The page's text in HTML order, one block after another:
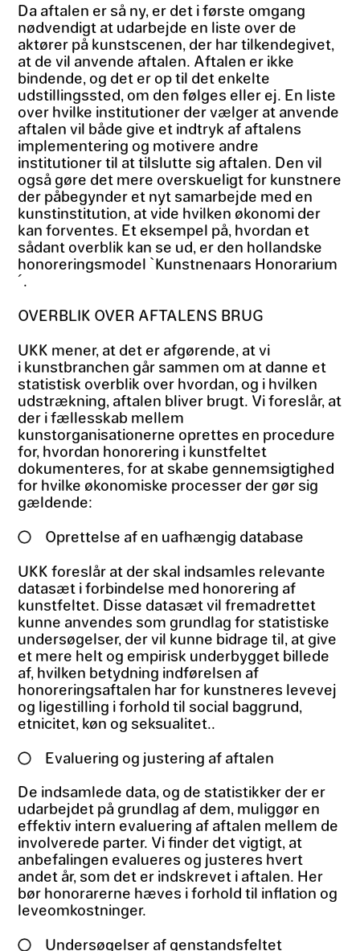
Da aftalen er så ny, er det i første omgang
nødvendigt at udarbejde en liste over de
aktører på kunstscenen, der har tilkendegivet,
at de vil anvende aftalen. Aftalen er ikke
bindende, og det er op til det enkelte
udstillingssted, om den følges eller ej. En liste
over hvilke institutioner der vælger at anvende
aftalen vil både give et indtryk af aftalens
implementering og motivere andre
institutioner til at tilslutte sig aftalen. Den vil
også gøre det mere overskueligt for kunstnere
der påbegynder et nyt samarbejde med en
kunstinstitution, at vide hvilken økonomi der
kan forventes. Et eksempel på, hvordan et
sådant overblik kan se ud, er den hollandske
honoreringsmodel `Kunstnenaars Honorarium
´.
OVERBLIK OVER AFTALENS BRUG
UKK mener, at det er afgørende, at vi
i kunstbranchen går sammen om at danne et
statistisk overblik over hvordan, og i hvilken
udstrækning, aftalen bliver brugt. Vi foreslår, at
der i fællesskab mellem
kunstorganisationerne oprettes en procedure
for, hvordan honorering i kunstfeltet
dokumenteres, for at skabe gennemsigtighed
for hvilke økonomiske processer der gør sig
gældende:
Oprettelse af en uafhængig database
UKK foreslår at der skal indsamles relevante
datasæt i forbindelse med honorering af
kunstfeltet. Disse datasæt vil fremadrettet
kunne anvendes som grundlag for statistiske
undersøgelser, der vil kunne bidrage til, at give
et mere helt og empirisk underbygget billede
af, hvilken betydning indførelsen af
honoreringsaftalen har for kunstneres levevej
og ligestilling i forhold til social baggrund,
etnicitet, køn og seksualitet..
Evaluering og justering af aftalen
De indsamlede data, og de statistikker der er
udarbejdet på grundlag af dem, muliggør en
effektiv intern evaluering af aftalen mellem de
involverede parter. Vi finder det vigtigt, at
anbefalingen evalueres og justeres hvert
andet år, som det er indskrevet i aftalen. Her
bør honorarerne hæves i forhold til inflation og
leveomkostninger.
Undersøgelser af genstandsfeltet